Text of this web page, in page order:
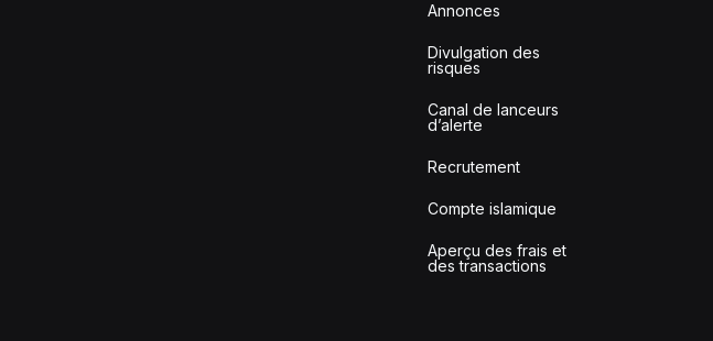
Annonces
Divulgation des
risques
Canal de lanceurs
d’alerte
Recrutement
Compte islamique
Aperçu des frais et
des transactions